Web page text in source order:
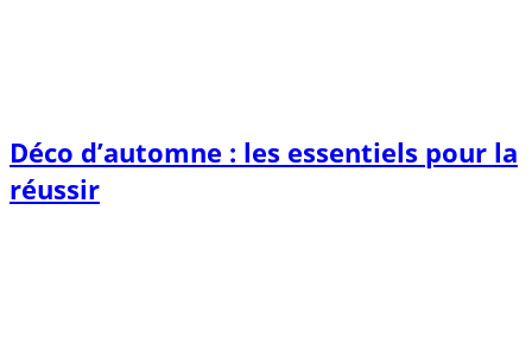
Déco d’automne : les essentiels pour la
réussir